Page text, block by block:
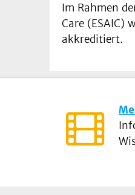
Im Rahmen
Care (ESAIC)
akkreditiert.